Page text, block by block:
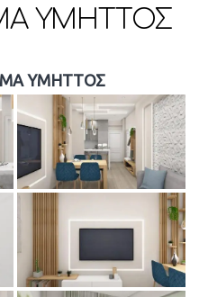
ΥΜΗΤΤΟΣ
ΥΜΗΤΤΟΣ